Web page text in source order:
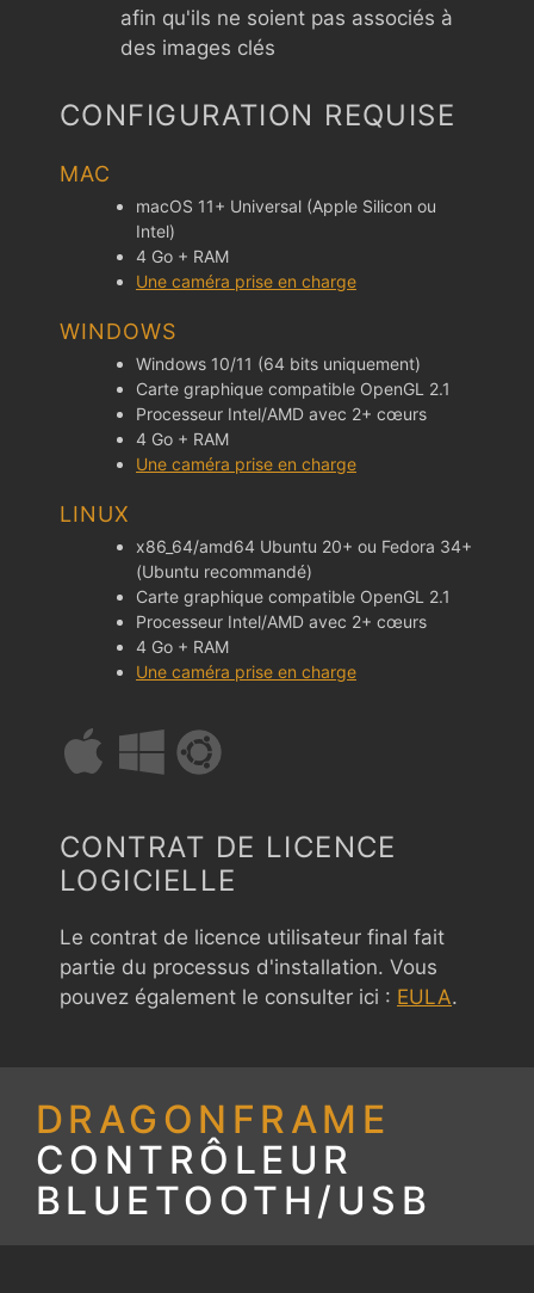
afin qu'ils ne soient pas associés à
des images clés
CONFIGURATION REQUISE
MAC
macOS 11+ Universal (Apple Silicon ou
Intel)
4 Go + RAM
Une caméra prise en charge
WINDOWS
Windows 10/11 (64 bits uniquement)
Carte graphique compatible OpenGL 2.1
Processeur Intel/AMD avec 2+ cœurs
4 Go + RAM
Une caméra prise en charge
LINUX
x86_64/amd64 Ubuntu 20+ ou Fedora 34+
(Ubuntu recommandé)
Carte graphique compatible OpenGL 2.1
Processeur Intel/AMD avec 2+ cœurs
4 Go + RAM
Une caméra prise en charge
CONTRAT DE LICENCE
LOGICIELLE
Le contrat de licence utilisateur final fait
partie du processus d'installation. Vous
pouvez également le consulter ici : EULA.
DRAGONFRAME
CONTRÔLEUR
BLUETOOTH/USB